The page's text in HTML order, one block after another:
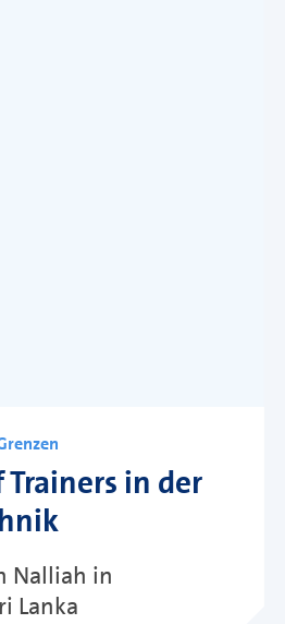
in der
Nalliah in
Lanka